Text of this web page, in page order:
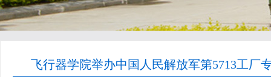
飞行器学院举办中国人民解放军第5713工厂